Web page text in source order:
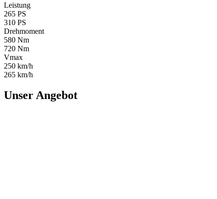
Leistung
265 PS
310 PS
Drehmoment
580 Nm
720 Nm
Vmax
250 km/h
265 km/h
Unser Angebot